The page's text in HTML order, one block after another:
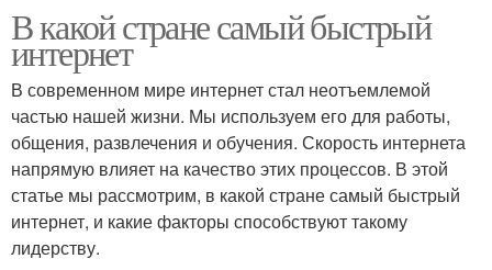
В какой стране самый быстрый
интернет
В современном мире интернет стал неотъемлемой
частью нашей жизни. Мы используем его для работы,
общения, развлечения и обучения. Скорость интернета
напрямую влияет на качество этих процессов. В этой
статье мы рассмотрим, в какой стране самый быстрый
интернет, и какие факторы способствуют такому
лидерству.